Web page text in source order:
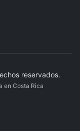
reservados.
en Costa Rica